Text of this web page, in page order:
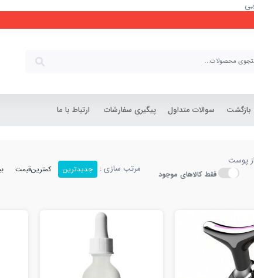
و مقایسه انواع مراقبت
بازگشت سوالات متداول پیگیری سفارشات ارتباط با ما
پوست
فقط کالاهای موجود مرتب سازی : جدیدترین کمترین‌قیمت